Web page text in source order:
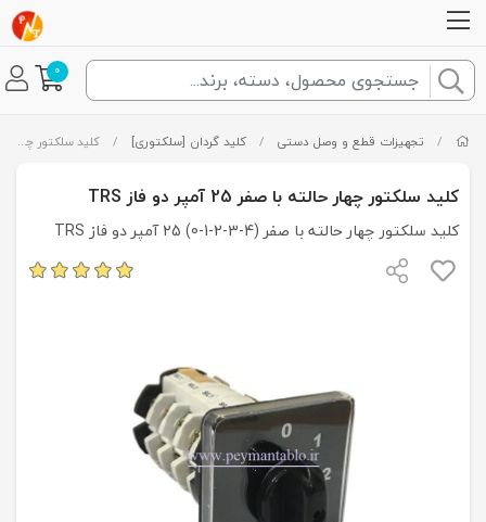
0
/ تجهیزات قطع و وصل دستی / کلید گردان [سلکتوری] / کلید سلکتور چهار حالته با صفر 25 آمپر دو فاز TRS
کلید سلکتور چهار حالته با صفر 25 آمپر دو فاز TRS
کلید سلکتور چهار حالته با صفر (4-3-2-1-0) 25 آمپر دو فاز TRS